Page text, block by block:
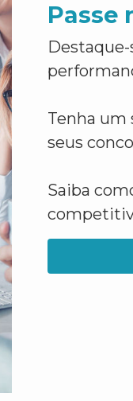
Passe
Tenha
seus
Saiba